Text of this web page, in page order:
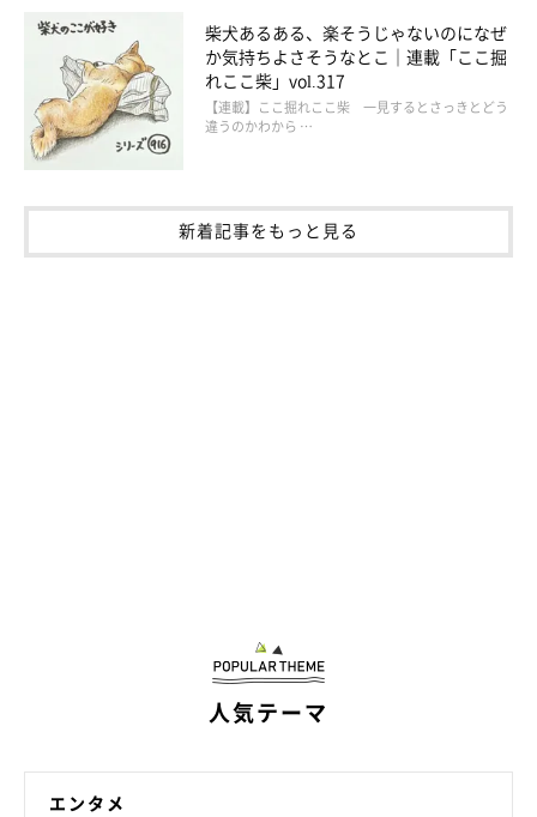
これはどう考えればいいのだろう。人前では仲がいい姿を演じて
いるのか。まさか、それはないだろう。だったらなぜだろう。そ
んな気持ちで出かける度に、暇があればスマホに出るモニターを
見ていた。すると、いくつかのことに気が付いた。まず、いつも
が、福助はけっこう起きている。寝ているように見えても、10分
後にチェックすると別の場所に移動していたりする。
柴犬あるある、楽そうじゃないのになぜ
か気持ちよさそうなとこ｜連載「ここ掘
れここ柴」vol.317
【連載】ここ掘れここ柴 一見するとさっきとどう
違うのかわから …
新着記事をもっと見る
人気テーマ
エンタメ